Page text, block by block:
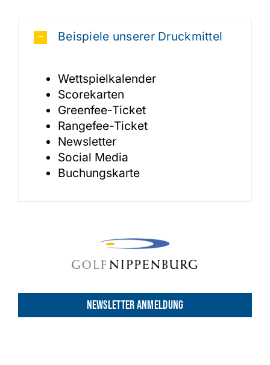
Beispiele unserer Druckmittel
Wettspielkalender
Scorekarten
Greenfee-Ticket
Rangefee-Ticket
Newsletter
Social Media
Buchungskarte
NEWSLETTER ANMELDUNG